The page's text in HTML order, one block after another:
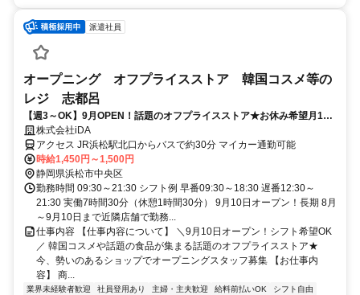
派遣社員
オープニング オフプライスストア 韓国コスメ等の
レジ 志都呂
【週3～OK】9月OPEN！話題のオフプライスストア★お休み希望月10
日までOK
株式会社iDA
アクセス JR浜松駅北口からバスで約30分 マイカー通勤可能
時給1,450円～1,500円
静岡県浜松市中央区
勤務時間 09:30～21:30 シフト例 早番09:30～18:30 遅番12:30～
21:30 実働7時間30分（休憩1時間30分） 9月10日オープン！長期 8月
～9月10日まで近隣店舗で勤務...
仕事内容 【仕事内容について】 ＼9月10日オープン！シフト希望OK
／ 韓国コスメや話題の食品が集まる話題のオフプライスストア★
今、勢いのあるショップでオープニングスタッフ募集 【お仕事内
容】 商...
業界未経験者歓迎 社員登用あり 主婦・主夫歓迎 給料前払いOK
シフト自由